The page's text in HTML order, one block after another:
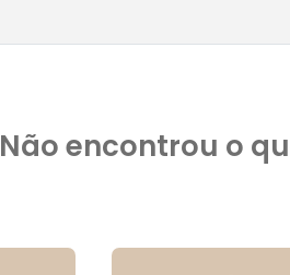
Não encontrou o